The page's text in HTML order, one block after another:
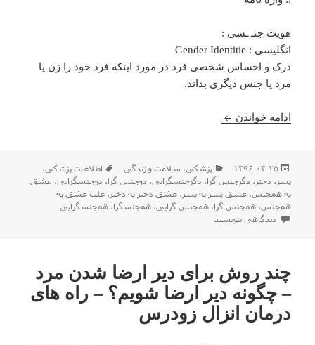
هویت جنـ ـسی :
انگلیسی : Gender Identitie
درک و احساس شخصی فرد در مورد اینکه فرد خود را زن یا
مرد یا جنس دیگری بداند.
ادامه خواندن همه چیز درباره گرایشات جنسی
ارسال
شده
در
۱۳۹۶-۰۳-۲۵ دسته‌ها
پزشکی، سلامت و زندگی برچسب‌ها
اطلاعات پزشکی،
پسر ، دختر ، دگرجنس گرا، دگرجنسگرایی، دوجنس گرا، دوجنسگرایی،عشق
به همجنس،عشق پسر به پسر ،عشق دختر به دختر ،علت عشق به
همجنس،همجنس گرا،همجنس گرایی،همجنسگرا،همجنسگرایی
برای همه چیز درباره گرایشات جنسی
دیدگاهی بنویسید
چند روش برای دیر ارضا شدن مرد
– چگونه دیر ارضا شویم؟ – راه های
درمان انزال زودرس